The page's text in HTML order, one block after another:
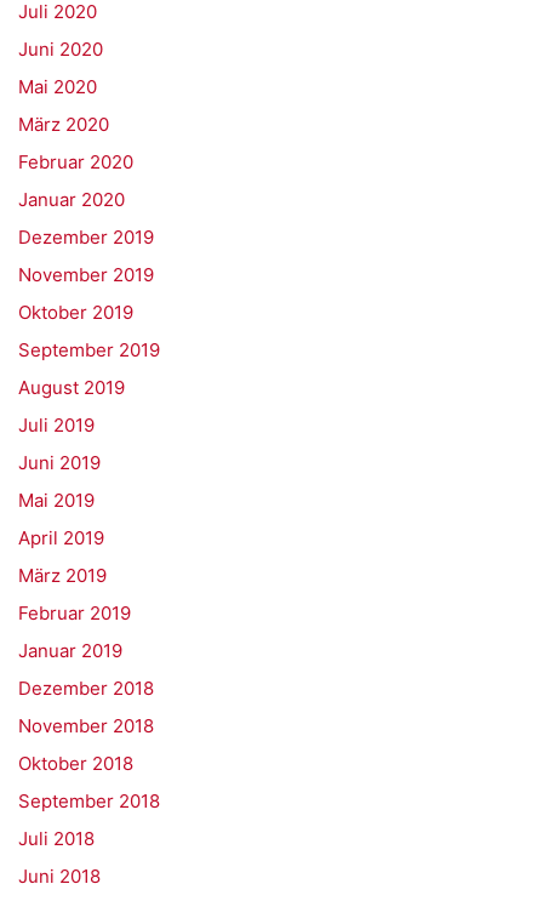
Juli 2020
Juni 2020
Mai 2020
März 2020
Februar 2020
Januar 2020
Dezember 2019
November 2019
Oktober 2019
September 2019
August 2019
Juli 2019
Juni 2019
Mai 2019
April 2019
März 2019
Februar 2019
Januar 2019
Dezember 2018
November 2018
Oktober 2018
September 2018
Juli 2018
Juni 2018